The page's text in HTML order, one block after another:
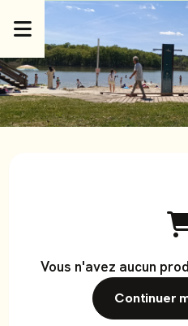
Vous n'avez aucun
Continuer
Panneau de gestion des cookies